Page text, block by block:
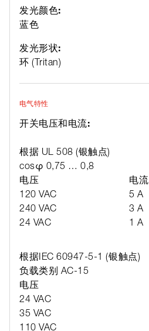
发光颜色:
蓝色
发光形状:
环 (Tritan)
电气特性
开关电压和电流:
根据 UL 508 (银触点)
cosφ 0,75 … 0,8
电压
电流
120 VAC
5 A
240 VAC
3 A
24 VAC
1 A
根据IEC 60947-5-1 (银触点)
负载类别 AC-15
电压
24 VAC
35 VAC
110 VAC